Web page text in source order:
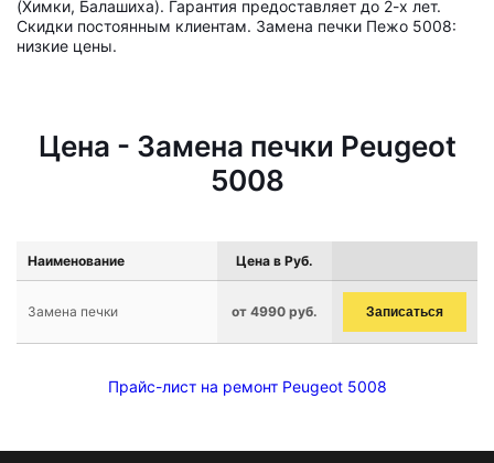
(Химки, Балашиха). Гарантия предоставляет до 2-х лет.
Скидки постоянным клиентам. Замена печки Пежо 5008:
низкие цены.
Цена - Замена печки Peugeot
5008
Наименование Цена в Руб.
Замена печки от 4990 руб. Записаться
Прайс-лист на ремонт Peugeot 5008